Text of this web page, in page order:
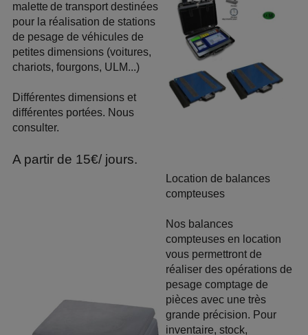
malette de transport destinées
pour la réalisation de stations
de pesage de véhicules de
petites dimensions (voitures,
chariots, fourgons, ULM...)
Différentes dimensions et
différentes portées. Nous
consulter.
A partir de 15€/ jours.
Location de balances
compteuses
Nos balances
compteuses en location
vous permettront de
réaliser des opérations de
pesage comptage de
pièces avec une très
grande précision. Pour
inventaire, stock,